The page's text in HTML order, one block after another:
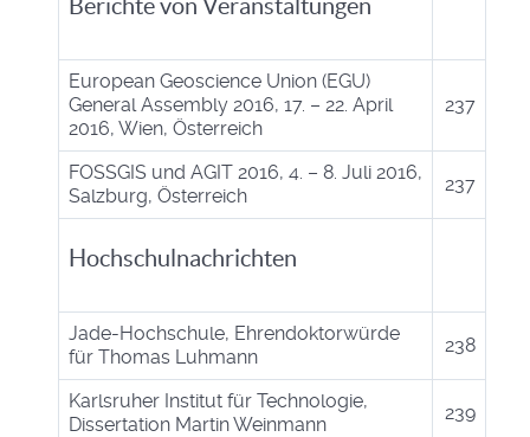
Berichte von Veranstaltungen
European Geoscience Union (EGU)
General Assembly 2016, 17. – 22. April
2016, Wien, Österreich
237
FOSSGIS und AGIT 2016, 4. – 8. Juli 2016,
Salzburg, Österreich
237
Hochschulnachrichten
Jade-Hochschule, Ehrendoktorwürde
für Thomas Luhmann
238
Karlsruher Institut für Technologie,
Dissertation Martin Weinmann
239